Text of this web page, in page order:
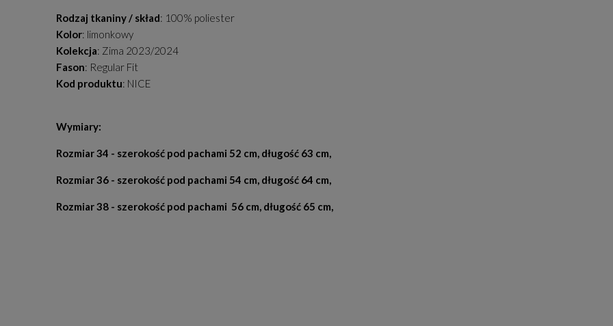
Rodzaj tkaniny / skład: 100% poliester
Kolor: limonkowy
Kolekcja: Zima 2023/2024
Fason: Regular Fit
Kod produktu: NICE
Wymiary:
Rozmiar 34 - szerokość pod pachami 52 cm, długość 63 cm,
Rozmiar 36 - szerokość pod pachami 54 cm, długość 64 cm,
Rozmiar 38 - szerokość pod pachami 56 cm, długość 65 cm,